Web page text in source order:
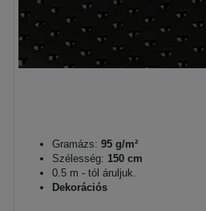
Gramázs: 95 g/m²
Szélesség: 150 cm
0.5 m - tól áruljuk.
Dekorációs